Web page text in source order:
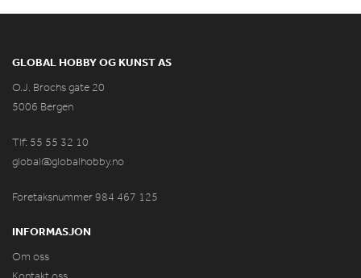
GLOBAL HOBBY OG KUNST AS
O.J. Brochs gate 20
5006 Bergen
Tlf: 55 55 32 10
global@globalhobby.no
Foretaksnummer 984 467 125
INFORMASJON
Om oss